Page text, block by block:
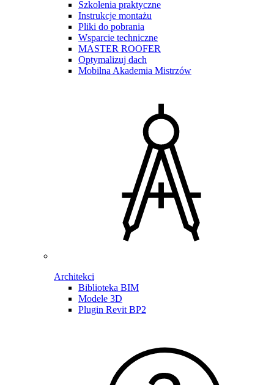
Szkolenia praktyczne
Instrukcje montażu
Pliki do pobrania
Wsparcie techniczne
MASTER ROOFER
Optymalizuj dach
Mobilna Akademia Mistrzów
Architekci
Biblioteka BIM
Modele 3D
Plugin Revit BP2